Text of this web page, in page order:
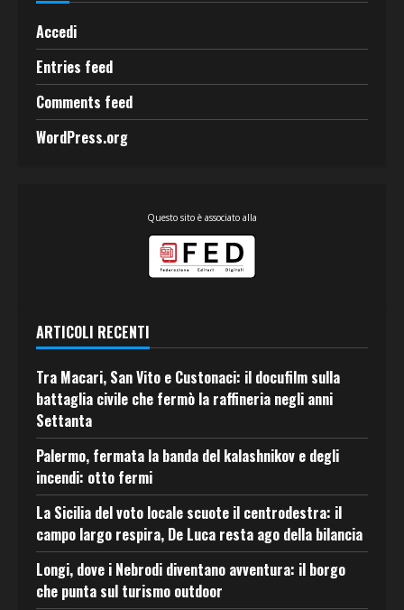
Accedi
Entries feed
Comments feed
WordPress.org
Questo sito è associato alla
ARTICOLI RECENTI
Tra Macari, San Vito e Custonaci: il docufilm sulla
battaglia civile che fermò la raffineria negli anni
Settanta
Palermo, fermata la banda del kalashnikov e degli
incendi: otto fermi
La Sicilia del voto locale scuote il centrodestra: il
campo largo respira, De Luca resta ago della bilancia
Longi, dove i Nebrodi diventano avventura: il borgo
che punta sul turismo outdoor